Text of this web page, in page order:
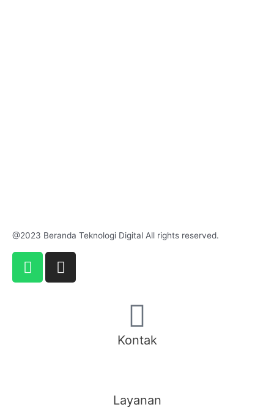
@2023 Beranda Teknologi Digital All rights reserved.
Kontak
Layanan